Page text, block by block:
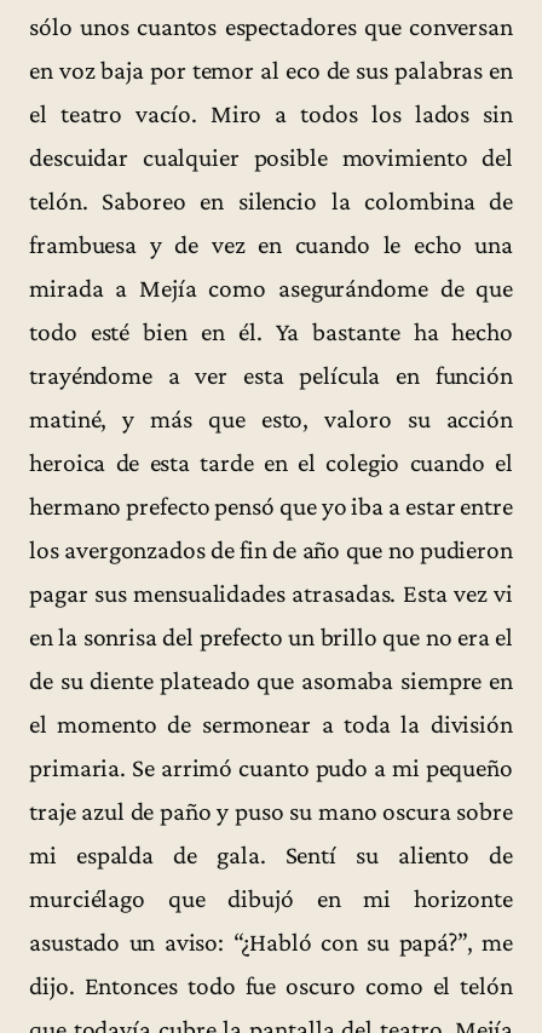
sólo unos cuantos espectadores que conversan
en voz baja por temor al eco de sus palabras en
el teatro vacío. Miro a todos los lados sin
descuidar cualquier posible movimiento del
telón. Saboreo en silencio la colombina de
frambuesa y de vez en cuando le echo una
mirada a Mejía como asegurándome de que
todo esté bien en él. Ya bastante ha hecho
trayéndome a ver esta película en función
matiné, y más que esto, valoro su acción
heroica de esta tarde en el colegio cuando el
hermano prefecto pensó que yo iba a estar entre
los avergonzados de fin de año que no pudieron
pagar sus mensualidades atrasadas. Esta vez vi
en la sonrisa del prefecto un brillo que no era el
de su diente plateado que asomaba siempre en
el momento de sermonear a toda la división
primaria. Se arrimó cuanto pudo a mi pequeño
traje azul de paño y puso su mano oscura sobre
mi espalda de gala. Sentí su aliento de
murciélago que dibujó en mi horizonte
asustado un aviso: “¿Habló con su papá?”, me
dijo. Entonces todo fue oscuro como el telón